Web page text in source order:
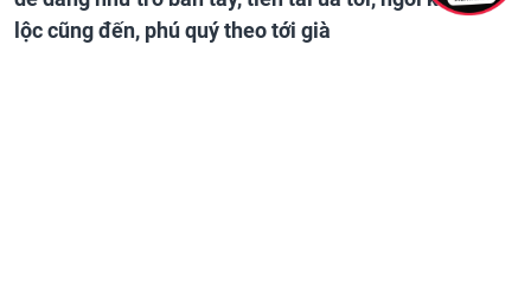
lộc cũng đến, phú quý theo tới già